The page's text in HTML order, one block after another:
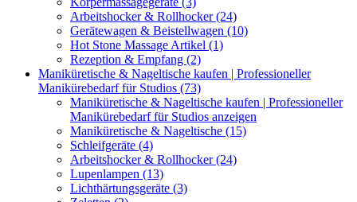
Arbeitshocker & Rollhocker (24)
Gerätewagen & Beistellwagen (10)
Hot Stone Massage Artikel (1)
Rezeption & Empfang (2)
Maniküretische & Nageltische kaufen | Professioneller
Manikürebedarf für Studios (73)
Maniküretische & Nageltische kaufen | Professioneller
Manikürebedarf für Studios anzeigen
Maniküretische & Nageltische (15)
Schleifgeräte (4)
Arbeitshocker & Rollhocker (24)
Lupenlampen (13)
Lichthärtungsgeräte (3)